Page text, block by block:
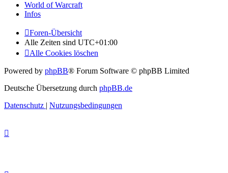
World of Warcraft
Infos
Foren-Übersicht
Alle Zeiten sind UTC+01:00
Alle Cookies löschen
Powered by phpBB® Forum Software © phpBB Limited
Deutsche Übersetzung durch phpBB.de
Datenschutz | Nutzungsbedingungen